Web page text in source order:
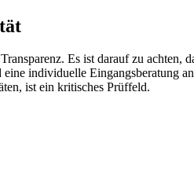
Es ist darauf zu
individuelle Eingangsberatung
ist ein kritisches Prüffeld.